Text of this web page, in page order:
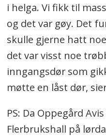
i helga. Vi fikk til
og det var gøy. Det
skulle gjerne hatt
det var visst noe
inngangsdør som
møtte en låst dør,
PS: Da Oppegård
Flerbrukshall på